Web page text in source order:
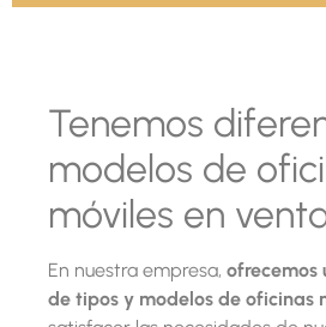
Tenemos
modelos de
móviles en
En nuestra empresa,
de tipos y modelos de oficinas